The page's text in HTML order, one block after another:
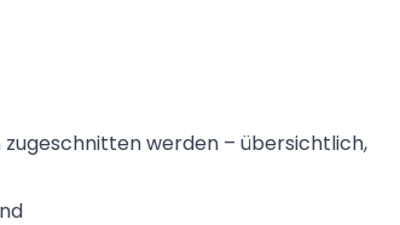
werden – übersichtlich,